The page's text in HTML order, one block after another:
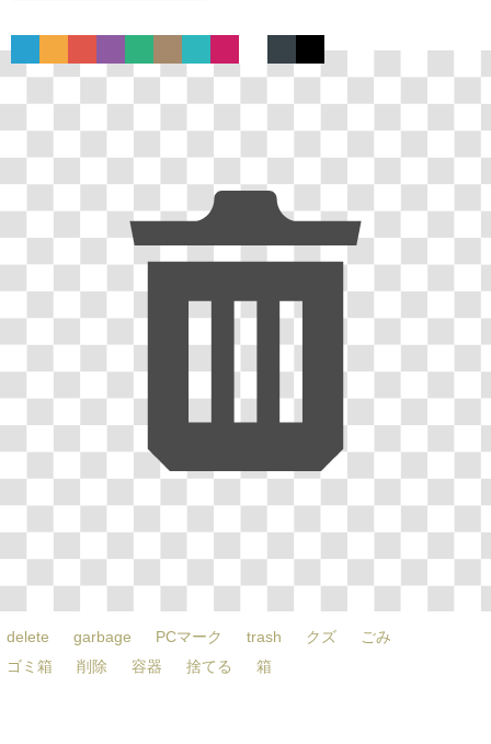
delete garbage PCマーク trash クズ
ごみ
ゴミ箱
削除 容器 捨てる 箱